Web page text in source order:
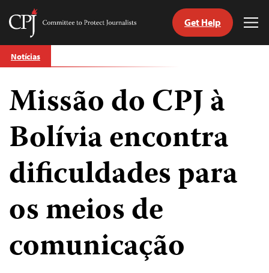
Skip
to
Committee
Journalists
Get Help
Notícias
Missão do CPJ à
Bolívia encontra
dificuldades para
os meios de
comunicação